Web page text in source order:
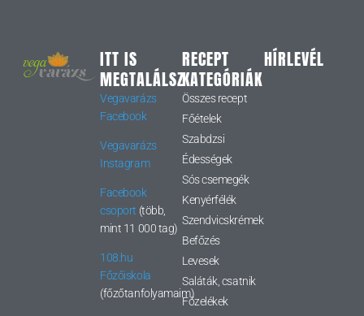
ITT IS
MEGTALÁLSZ
Vegavarázs
Facebook
Vegavarázs
Instagram
Facebook
csoport (több,
mint 11 000 tag)
108.hu
Főzőiskola
(főzőtanfolyamaim)
RECEPT
KATEGÓRIÁK
Összes recept
Főételek
Szabdzsi
Édességek
Sós csemegék
Kenyérfélék
Szendvicskrémek
Befőzés
Levesek
Saláták, csatnik
Főzelékek
HÍRLEVÉL